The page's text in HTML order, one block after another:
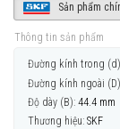
Sản phẩm
Thông tin sản phẩm
Đường kính trong
Đường kính ngoài
Độ dày (B): 44.4 mm
Thương hiệu: SKF